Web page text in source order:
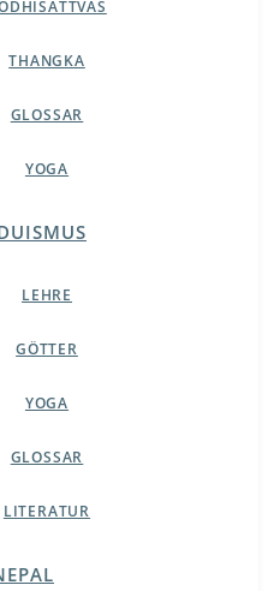
THANGKA
GLOSSAR
YOGA
LEHRE
GÖTTER
YOGA
GLOSSAR
LITERATUR